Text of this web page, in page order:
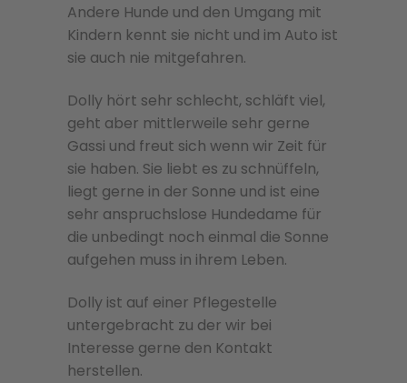
Andere Hunde und den Umgang mit
Kindern kennt sie nicht und im Auto ist
sie auch nie mitgefahren.
Dolly hört sehr schlecht, schläft viel,
geht aber mittlerweile sehr gerne
Gassi und freut sich wenn wir Zeit für
sie haben. Sie liebt es zu schnüffeln,
liegt gerne in der Sonne und ist eine
sehr anspruchslose Hundedame für
die unbedingt noch einmal die Sonne
aufgehen muss in ihrem Leben.
Dolly ist auf einer Pflegestelle
untergebracht zu der wir bei
Interesse gerne den Kontakt
herstellen.